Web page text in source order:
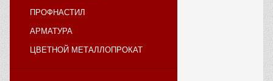
ПРОФНАСТИЛ
АРМАТУРА
ЦВЕТНОЙ МЕТАЛЛОПРОКАТ